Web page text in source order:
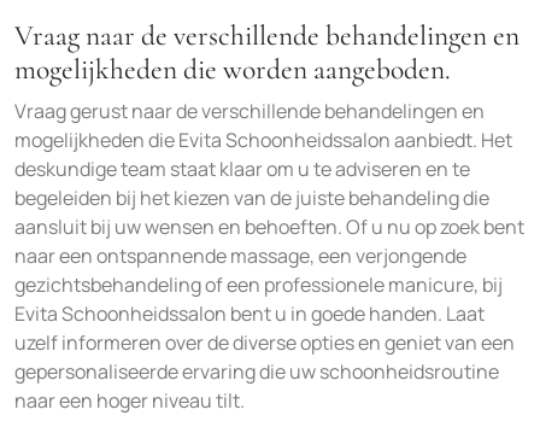
Vraag naar de verschillende behandelingen en
mogelijkheden die worden aangeboden.
Vraag gerust naar de verschillende behandelingen en
mogelijkheden die Evita Schoonheidssalon aanbiedt. Het
deskundige team staat klaar om u te adviseren en te
begeleiden bij het kiezen van de juiste behandeling die
aansluit bij uw wensen en behoeften. Of u nu op zoek bent
naar een ontspannende massage, een verjongende
gezichtsbehandeling of een professionele manicure, bij
Evita Schoonheidssalon bent u in goede handen. Laat
uzelf informeren over de diverse opties en geniet van een
gepersonaliseerde ervaring die uw schoonheidsroutine
naar een hoger niveau tilt.